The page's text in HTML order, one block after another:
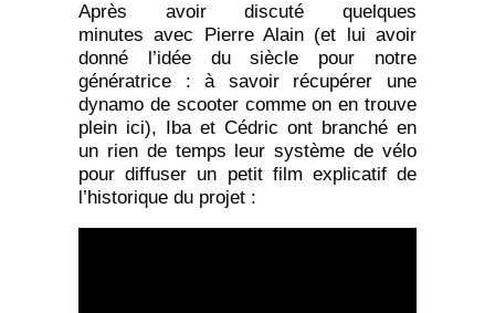
Après avoir discuté quelques
minutes avec Pierre Alain (et lui avoir
donné l’idée du siècle pour notre
génératrice : à savoir récupérer une
dynamo de scooter comme on en trouve
plein ici), Iba et Cédric ont branché en
un rien de temps leur système de vélo
pour diffuser un petit film explicatif de
l’historique du projet :